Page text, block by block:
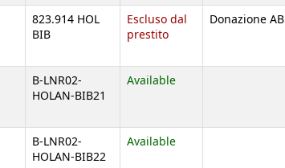
823.914 HOL
BIB
Escluso dal
prestito
Donazione AB
B-LNR02-
HOLAN-BIB21
Available
B-LNR02-
HOLAN-BIB22
Available